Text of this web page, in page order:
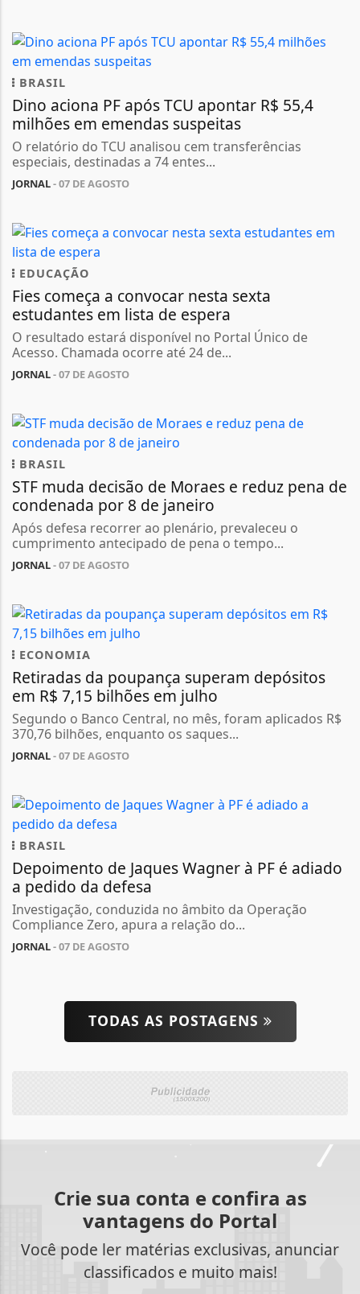
BRASIL
Dino aciona PF após TCU apontar R$ 55,4
milhões em emendas suspeitas
O relatório do TCU analisou cem transferências
especiais, destinadas a 74 entes...
JORNAL- 07 DE AGOSTO
EDUCAÇÃO
Fies começa a convocar nesta sexta
estudantes em lista de espera
O resultado estará disponível no Portal Único de
Acesso. Chamada ocorre até 24 de...
JORNAL- 07 DE AGOSTO
BRASIL
STF muda decisão de Moraes e reduz pena de
condenada por 8 de janeiro
Após defesa recorrer ao plenário, prevaleceu o
cumprimento antecipado de pena o tempo...
JORNAL- 07 DE AGOSTO
ECONOMIA
Retiradas da poupança superam depósitos
em R$ 7,15 bilhões em julho
Segundo o Banco Central, no mês, foram aplicados R$
370,76 bilhões, enquanto os saques...
JORNAL- 07 DE AGOSTO
BRASIL
Depoimento de Jaques Wagner à PF é adiado
a pedido da defesa
Investigação, conduzida no âmbito da Operação
Compliance Zero, apura a relação do...
JORNAL- 07 DE AGOSTO
TODAS AS POSTAGENS
Crie sua conta e confira as
vantagens do Portal
Você pode ler matérias exclusivas, anunciar
classificados e muito mais!